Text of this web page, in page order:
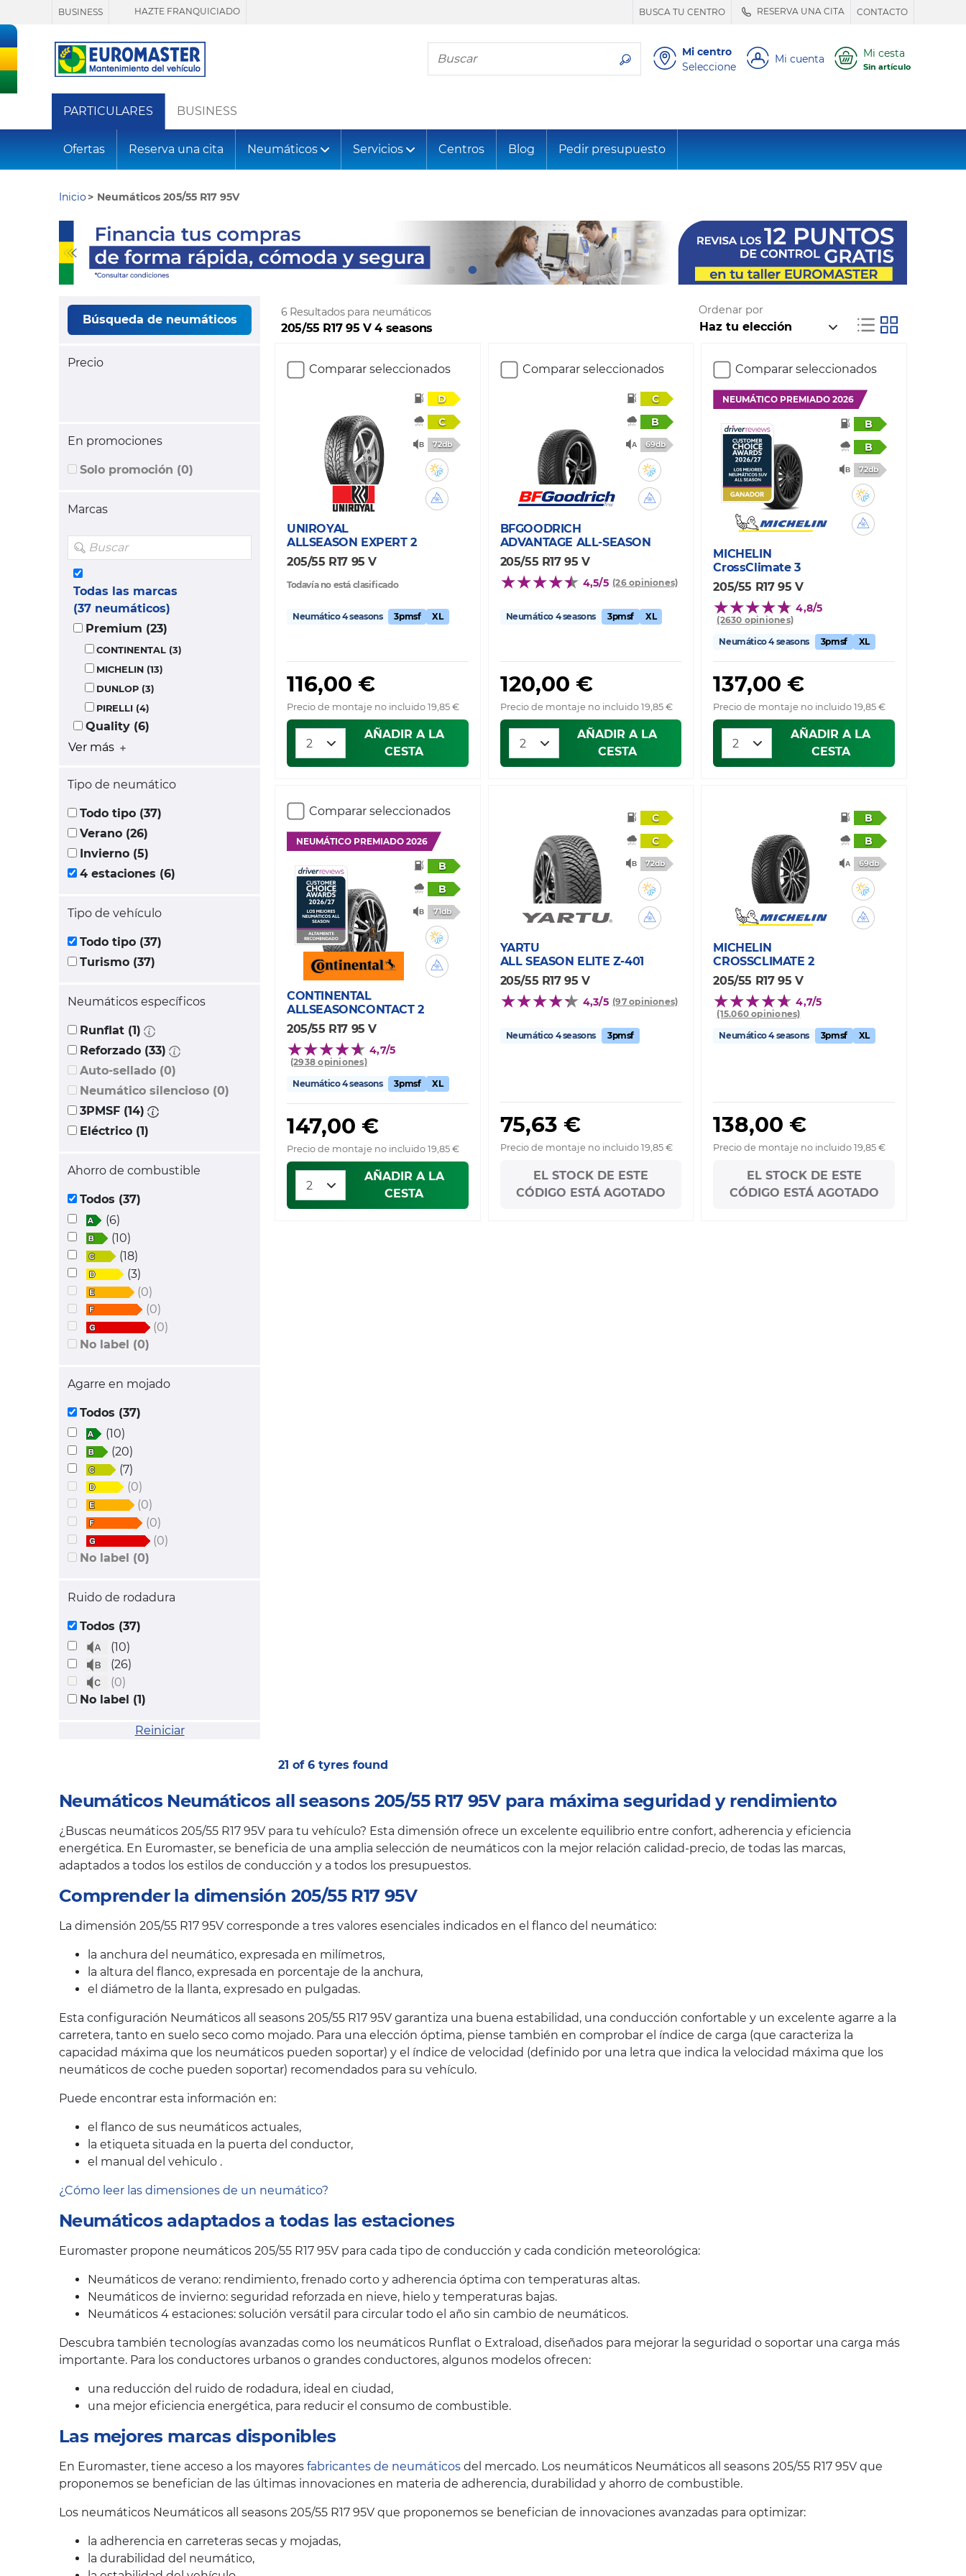
BUSINESS HAZTE FRANQUICIADO BUSCA TU CENTRO RESERVA UNA CITA CONTACTO
Busca tu neumático
Mi centro
Seleccione
Mi cuenta Mi cesta
Sin artículo
PARTICULARES BUSINESS
Ofertas Reserva una cita Neumáticos Servicios Centros Blog Pedir presupuesto
Inicio Neumáticos 205/55 R17 95V
Búsqueda de neumáticos
Precio
En promociones
Solo promoción (0)
Marcas
Todas las marcas
(37 neumáticos)
Premium (23)
CONTINENTAL (3)
MICHELIN (13)
DUNLOP (3)
PIRELLI (4)
Quality (6)
Ver más
Tipo de neumático
Todo tipo (37)
Verano (26)
Invierno (5)
4 estaciones (6)
Tipo de vehículo
Todo tipo (37)
Turismo (37)
Neumáticos específicos
Runflat (1)
Reforzado (33)
Auto-sellado (0)
Neumático silencioso (0)
3PMSF (14)
Eléctrico (1)
Ahorro de combustible
Todos (37)
(6)
(10)
(18)
(3)
(0)
(0)
(0)
No label (0)
Agarre en mojado
Todos (37)
(10)
(20)
(7)
(0)
(0)
(0)
(0)
No label (0)
Ruido de rodadura
Todos (37)
(10)
(26)
(0)
No label (1)
Reiniciar
6 Resultados para neumáticos
205/55 R17 95 V 4 seasons
Ordenar por
Comparar seleccionados
D
C
72db
UNIROYAL
ALLSEASON EXPERT 2
205/55 R17 95 V
Todavía no está clasificado
Neumático 4 seasons 3pmsf XL
116,00 €
Precio de montaje no incluido 19,85 €
AÑADIR A LA
CESTA
Comparar seleccionados
C
B
69db
BFGOODRICH
ADVANTAGE ALL-SEASON
205/55 R17 95 V
4,5/5 (26 opiniones)
Neumático 4 seasons 3pmsf XL
120,00 €
Precio de montaje no incluido 19,85 €
AÑADIR A LA
CESTA
Comparar seleccionados
NEUMÁTICO PREMIADO 2026
B
B
72db
MICHELIN
CrossClimate 3
205/55 R17 95 V
4,8/5
(2630 opiniones)
Neumático 4 seasons
3pmsf XL
137,00 €
Precio de montaje no incluido 19,85 €
AÑADIR A LA
CESTA
Comparar seleccionados
NEUMÁTICO PREMIADO 2026
B
B
71db
CONTINENTAL
ALLSEASONCONTACT 2
205/55 R17 95 V
4,7/5
(2938 opiniones)
Neumático 4 seasons
3pmsf XL
147,00 €
Precio de montaje no incluido 19,85 €
AÑADIR A LA
CESTA
C
C
72db
YARTU
ALL SEASON ELITE Z-401
205/55 R17 95 V
4,3/5 (97 opiniones)
Neumático 4 seasons 3pmsf
75,63 €
Precio de montaje no incluido 19,85 €
EL STOCK DE ESTE
CÓDIGO ESTÁ AGOTADO
B
B
69db
MICHELIN
CROSSCLIMATE 2
205/55 R17 95 V
4,7/5
(15.060 opiniones)
Neumático 4 seasons
3pmsf XL
138,00 €
Precio de montaje no incluido 19,85 €
EL STOCK DE ESTE
CÓDIGO ESTÁ AGOTADO
21 of 6 tyres found
Neumáticos Neumáticos all seasons 205/55 R17 95V para máxima seguridad y rendimiento
¿Buscas neumáticos 205/55 R17 95V para tu vehículo? Esta dimensión ofrece un excelente equilibrio entre confort, adherencia y eficiencia
energética. En Euromaster, se beneficia de una amplia selección de neumáticos con la mejor relación calidad-precio, de todas las marcas,
adaptados a todos los estilos de conducción y a todos los presupuestos.
Comprender la dimensión 205/55 R17 95V
La dimensión 205/55 R17 95V corresponde a tres valores esenciales indicados en el flanco del neumático:
la anchura del neumático, expresada en milímetros,
la altura del flanco, expresada en porcentaje de la anchura,
el diámetro de la llanta, expresado en pulgadas.
Esta configuración Neumáticos all seasons 205/55 R17 95V garantiza una buena estabilidad, una conducción confortable y un excelente agarre a la
carretera, tanto en suelo seco como mojado. Para una elección óptima, piense también en comprobar el índice de carga (que caracteriza la
capacidad máxima que los neumáticos pueden soportar) y el índice de velocidad (definido por una letra que indica la velocidad máxima que los
neumáticos de coche pueden soportar) recomendados para su vehículo.
Puede encontrar esta información en:
el flanco de sus neumáticos actuales,
la etiqueta situada en la puerta del conductor,
el manual del vehiculo .
¿Cómo leer las dimensiones de un neumático?
Neumáticos adaptados a todas las estaciones
Euromaster propone neumáticos 205/55 R17 95V para cada tipo de conducción y cada condición meteorológica:
Neumáticos de verano: rendimiento, frenado corto y adherencia óptima con temperaturas altas.
Neumáticos de invierno: seguridad reforzada en nieve, hielo y temperaturas bajas.
Neumáticos 4 estaciones: solución versátil para circular todo el año sin cambio de neumáticos.
Descubra también tecnologías avanzadas como los neumáticos Runflat o Extraload, diseñados para mejorar la seguridad o soportar una carga más
importante. Para los conductores urbanos o grandes conductores, algunos modelos ofrecen:
una reducción del ruido de rodadura, ideal en ciudad,
una mejor eficiencia energética, para reducir el consumo de combustible.
Las mejores marcas disponibles
En Euromaster, tiene acceso a los mayores fabricantes de neumáticos del mercado. Los neumáticos Neumáticos all seasons 205/55 R17 95V que
proponemos se benefician de las últimas innovaciones en materia de adherencia, durabilidad y ahorro de combustible.
Los neumáticos Neumáticos all seasons 205/55 R17 95V que proponemos se benefician de innovaciones avanzadas para optimizar:
la adherencia en carreteras secas y mojadas,
la durabilidad del neumático,